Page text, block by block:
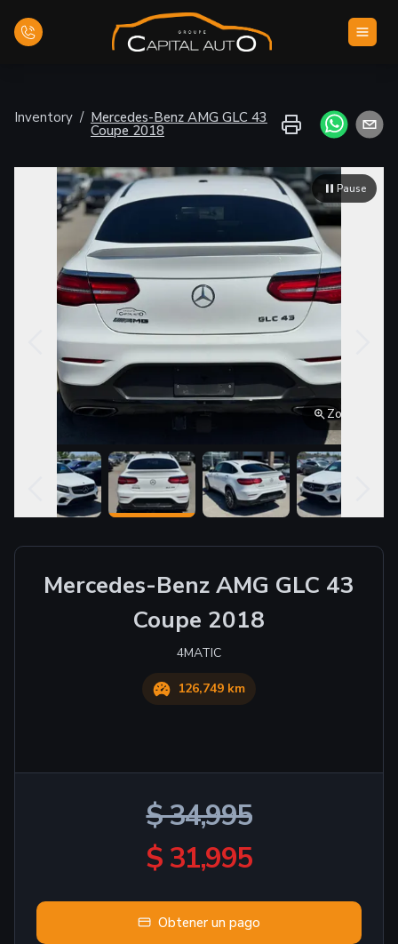
Inicio
Financiamiento
Evaluar su vehículo
Contáctenos
Español
Inventory / Mercedes-Benz AMG GLC 43
Coupe 2018
Pause
Zoom
Mercedes-Benz AMG GLC 43
Coupe 2018
4MATIC
126,749 km
$ 34,995
$ 31,995
Obtener un pago